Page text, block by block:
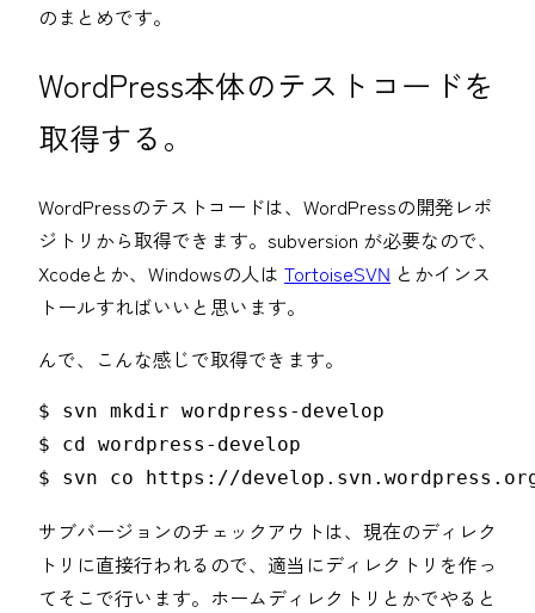
のまとめです。
WordPress本体のテストコードを
取得する。
WordPressのテストコードは、WordPressの開発レポ
ジトリから取得できます。subversion が必要なので、
Xcodeとか、Windowsの人は TortoiseSVN とかインス
トールすればいいと思います。
んで、こんな感じで取得できます。
$ svn mkdir wordpress-develop
$ cd wordpress-develop
$ svn co https://
サブバージョンのチェックアウトは、現在のディレク
トリに直接行われるので、適当にディレクトリを作っ
てそこで行います。ホームディレクトリとかでやると